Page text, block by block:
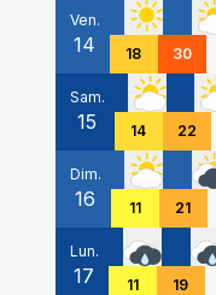
Ven.
14 18 30
Sam.
15 14 22
Dim.
16 11 21
Lun.
17 11 19